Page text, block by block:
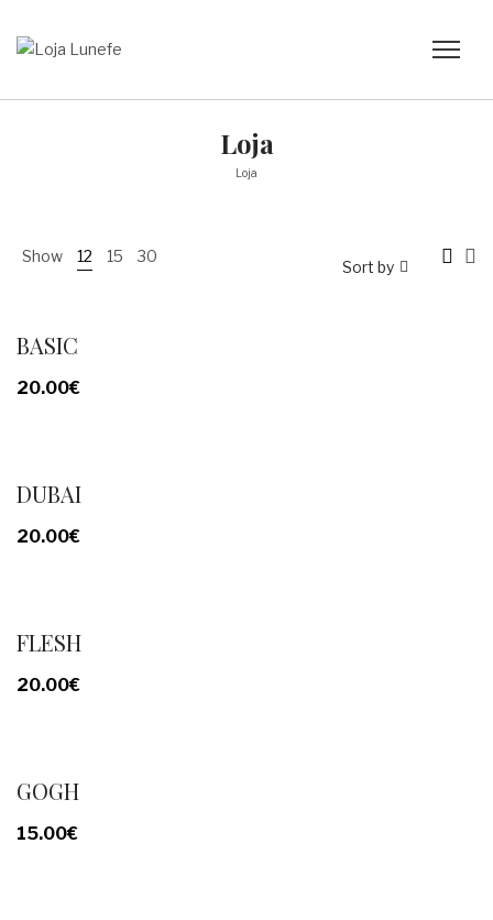
Loja
Loja
Show 12 15 30
Sort by
BASIC
20.00€
DUBAI
20.00€
FLESH
20.00€
GOGH
15.00€